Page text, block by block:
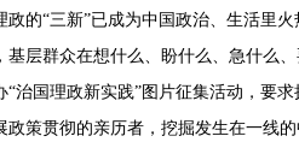
政的“三新”已成为中国政治、生活里
基层群众在想什么、盼什么、急什么
“治国理政新实践”图片征集活动，要
政策贯彻的亲历者，挖掘发生在一线